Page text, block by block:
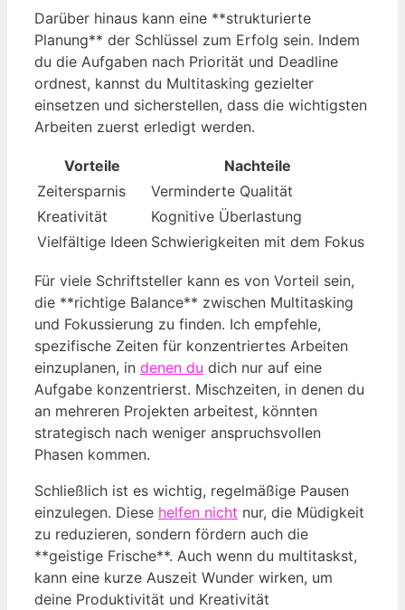
Darüber hinaus kann eine **strukturierte
Planung** der Schlüssel zum Erfolg sein. Indem
du die Aufgaben nach Priorität und Deadline
ordnest, kannst du Multitasking gezielter
einsetzen und sicherstellen, dass die wichtigsten
Arbeiten zuerst erledigt werden.
Vorteile
Nachteile
Zeitersparnis
Verminderte Qualität
Kreativität
Kognitive Überlastung
Vielfältige Ideen Schwierigkeiten mit dem Fokus
Für viele Schriftsteller kann es von Vorteil sein,
die **richtige Balance** zwischen Multitasking
und Fokussierung zu finden. Ich empfehle,
spezifische Zeiten für konzentriertes Arbeiten
einzuplanen, in denen du dich nur auf eine
Aufgabe konzentrierst. Mischzeiten, in denen du
an mehreren Projekten arbeitest, könnten
strategisch nach weniger anspruchsvollen
Phasen kommen.
Schließlich ist es wichtig, regelmäßige Pausen
einzulegen. Diese helfen nicht nur, die Müdigkeit
zu reduzieren, sondern fördern auch die
**geistige Frische**. Auch wenn du multitaskst,
kann eine kurze Auszeit Wunder wirken, um
deine Produktivität und Kreativität